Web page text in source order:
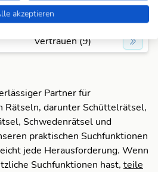
Vertrauen (9)
Vertrauen (9)
Partner für
Rätseln, darunter Schüttelrätsel,
Schwedenrätsel und
praktischen Suchfunktionen
jede Herausforderung. Wenn
Suchfunktionen hast, teile
akzeptieren